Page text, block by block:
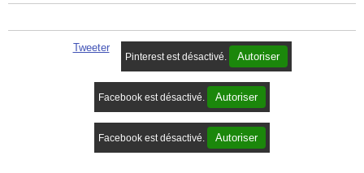
Tweeter
Pinterest est désactivé. Autoriser
Facebook est désactivé. Autoriser
Facebook est désactivé. Autoriser